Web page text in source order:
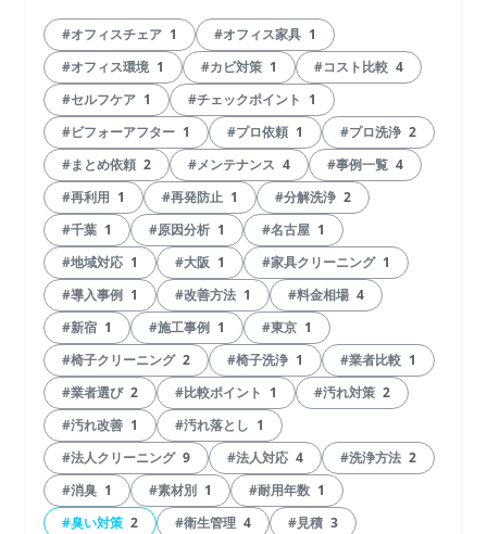
#オフィスチェア 1 #オフィス家具 1
#オフィス環境 1 #カビ対策 1 #コスト比較 4
#セルフケア 1 #チェックポイント 1
#ビフォーアフター 1 #プロ依頼 1 #プロ洗浄 2
#まとめ依頼 2 #メンテナンス 4 #事例一覧 4
#再利用 1 #再発防止 1 #分解洗浄 2
#千葉 1 #原因分析 1 #名古屋 1
#地域対応 1 #大阪 1 #家具クリーニング 1
#導入事例 1 #改善方法 1 #料金相場 4
#新宿 1 #施工事例 1 #東京 1
#椅子クリーニング 2 #椅子洗浄 1 #業者比較 1
#業者選び 2 #比較ポイント 1 #汚れ対策 2
#汚れ改善 1 #汚れ落とし 1
#法人クリーニング 9 #法人対応 4 #洗浄方法 2
#消臭 1 #素材別 1 #耐用年数 1
#臭い対策 2 #衛生管理 4 #見積 3